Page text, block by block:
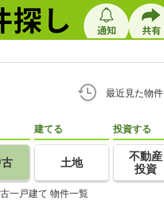
最近見た物件
建てる
土地
投資する
不動産
投資
一戸建て 物件一覧